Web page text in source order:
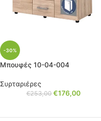
-30%
Μπουφές 10-04-004
Συρταριέρες
€253,00 €176,00